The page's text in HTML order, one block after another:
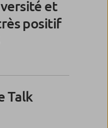
et
positif
Talk